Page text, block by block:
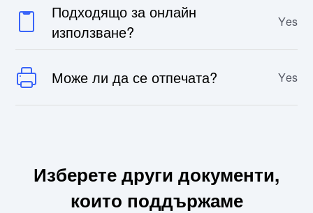
Подходящо за онлайн
използване?
Yes
Може ли да се отпечата? Yes
Изберете други документи,
които поддържаме